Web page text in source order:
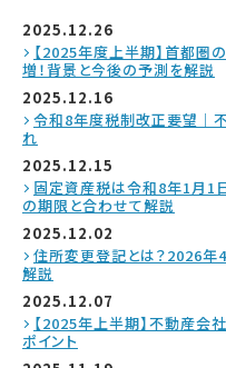
2025.12.26
【2025年度上半期】首都圏
増！背景と今後の予測を解説
2025.12.16
令和8年度税制改正要望｜
れ
2025.12.15
固定資産税は令和8年1月1
の期限と合わせて解説
2025.12.02
住所変更登記とは？2026年
解説
2025.12.07
【2025年上半期】不動産会
ポイント